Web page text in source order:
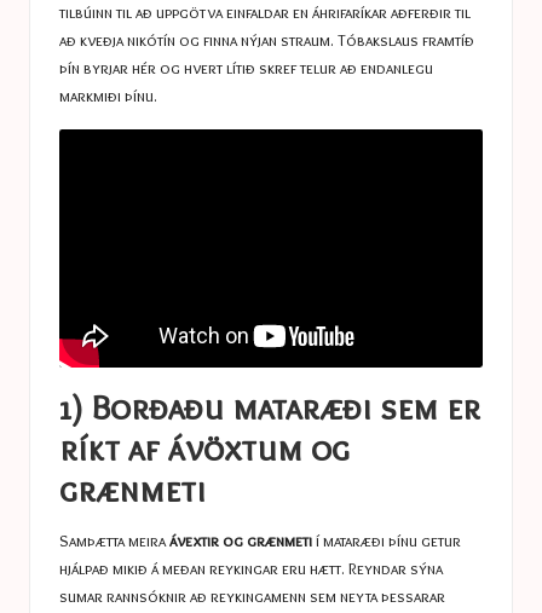
tilbúinn til að uppgötva einfaldar en áhrifaríkar aðferðir til
að kveðja nikótín og finna nýjan straum. Tóbakslaus framtíð
þín byrjar hér og hvert lítið skref telur að endanlegu
markmiði þínu.
1) Borðaðu mataræði sem er
ríkt af ávöxtum og
grænmeti
Samþætta meiraávextir og grænmetií mataræði þínu getur
hjálpað mikið á meðan reykingar eru hætt. Reyndar sýna
sumar rannsóknir að reykingamenn sem neyta þessarar